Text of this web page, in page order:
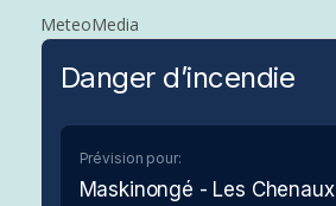
MeteoMedia
Danger d’incendie
Prévision pour:
Maskinongé - Les Chenaux